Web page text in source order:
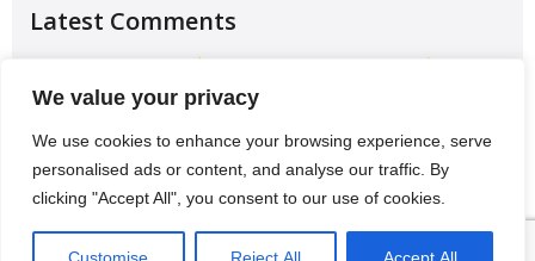
We value your privacy
We use cookies to enhance your browsing experience, serve
personalised ads or content, and analyse our traffic. By
clicking "Accept All", you consent to our use of cookies.
Latest Comments
Học Đại học để có tương lai hơn? – Chưa chắc –
Sividuc.orgonChọn ngành học: sinh viên IT và
12/08/2016
[…] lại thì lại thiếu các kĩ năng của một người
thợ. Theo Tagesschau.de Bonus: Chọn ngành
học: sinh viên…
VI